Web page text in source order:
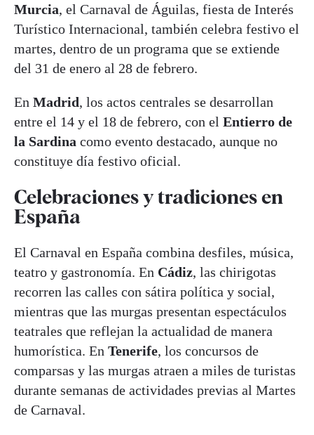
Murcia, el Carnaval de Águilas, fiesta de Interés
Turístico Internacional, también celebra festivo el
martes, dentro de un programa que se extiende
del 31 de enero al 28 de febrero.
En Madrid, los actos centrales se desarrollan
entre el 14 y el 18 de febrero, con el Entierro de
la Sardina como evento destacado, aunque no
constituye día festivo oficial.
Celebraciones y tradiciones en
España
El Carnaval en España combina desfiles, música,
teatro y gastronomía. En Cádiz, las chirigotas
recorren las calles con sátira política y social,
mientras que las murgas presentan espectáculos
teatrales que reflejan la actualidad de manera
humorística. En Tenerife, los concursos de
comparsas y las murgas atraen a miles de turistas
durante semanas de actividades previas al Martes
de Carnaval.